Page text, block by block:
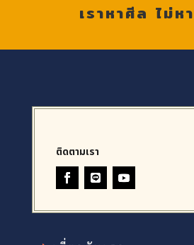
เราหาศีล ไม่ห
ติดตามเรา